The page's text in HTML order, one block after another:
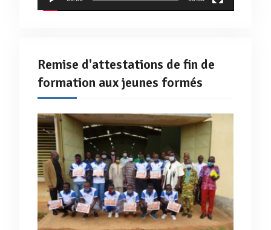
Remise d'attestations de fin de
formation aux jeunes formés